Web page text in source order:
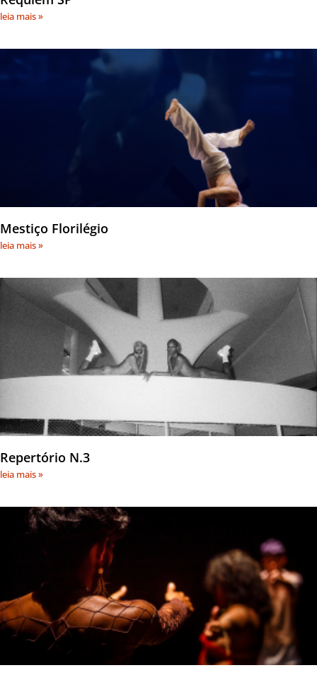
leia mais »
Mestiço Florilégio
leia mais »
Repertório N.3
leia mais »